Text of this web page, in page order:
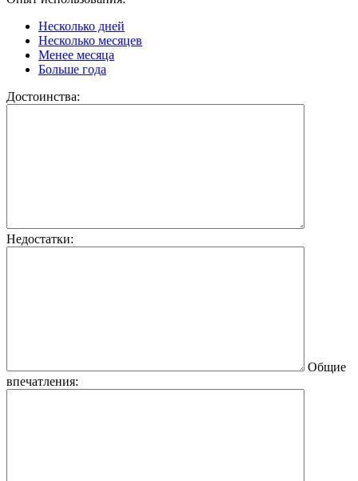
Несколько дней
Несколько месяцев
Менее месяца
Больше года
Достоинства:
Недостатки:
Общие
впечатления: